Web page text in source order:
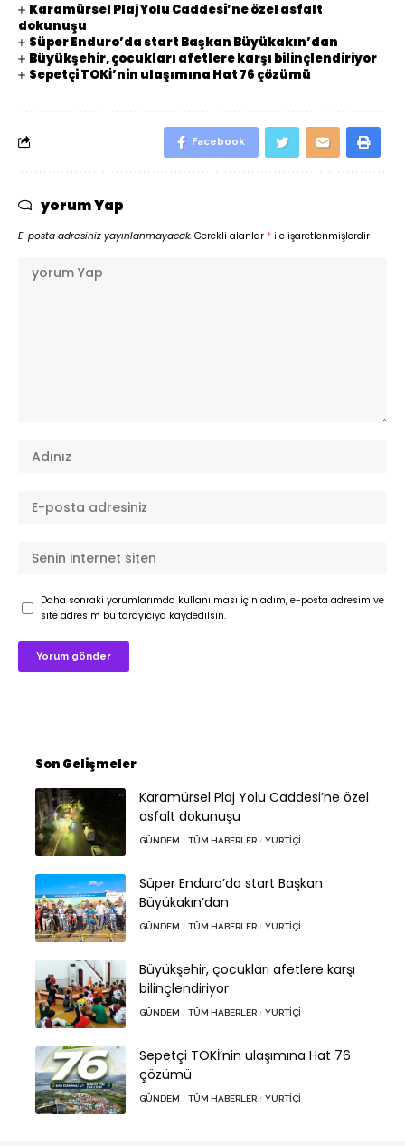
Karamürsel Plaj Yolu Caddesi’ne özel asfalt
dokunuşu
Süper Enduro’da start Başkan Büyükakın’dan
Büyükşehir, çocukları afetlere karşı bilinçlendiriyor
Sepetçi TOKİ’nin ulaşımına Hat 76 çözümü
Facebook
yorum Yap
E-posta adresiniz yayınlanmayacak. Gerekli alanlar * ile işaretlenmişlerdir
Daha sonraki yorumlarımda kullanılması için adım, e-posta adresim ve
site adresim bu tarayıcıya kaydedilsin.
Son Gelişmeler
Karamürsel Plaj Yolu Caddesi’ne özel
asfalt dokunuşu
GÜNDEM TÜM HABERLER YURTIÇI
Süper Enduro’da start Başkan
Büyükakın’dan
GÜNDEM TÜM HABERLER YURTIÇI
Büyükşehir, çocukları afetlere karşı
bilinçlendiriyor
GÜNDEM TÜM HABERLER YURTIÇI
Sepetçi TOKİ’nin ulaşımına Hat 76
çözümü
GÜNDEM TÜM HABERLER YURTIÇI